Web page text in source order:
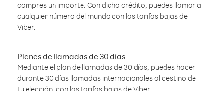
compres un importe. Con dicho crédito, puedes llamar a
cualquier número del mundo con las tarifas bajas de
Viber.
Planes de llamadas de 30 días
Mediante el plan de llamadas de 30 días, puedes hacer
durante 30 días llamadas internacionales al destino de
tu elección, con las tarifas bajas de Viber.